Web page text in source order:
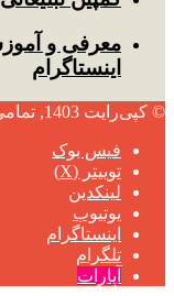
معرفی و
اینستاگرام
© کپی‌رایت 1403, تمامی حقوق نزد شرکت
فیس بوک
توییتر (X)
لینکدین
یوتیوب
اینستاگرام
تلگرام
آپارات